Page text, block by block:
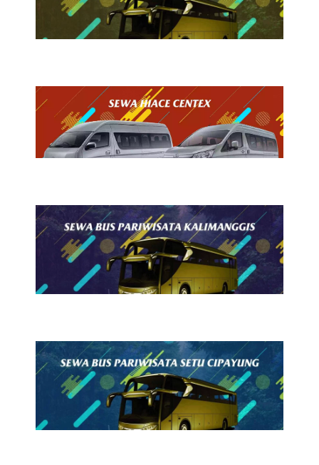
Sewa Bus Pariwisata Setiabudi
24 Juli 2026
Sewa Hiace Centex
24 Juli 2026
Sewa Bus Pariwisata
Kalimanggis
23 Juli 2026
Sewa Bus Pariwisata Setu
Cipayung